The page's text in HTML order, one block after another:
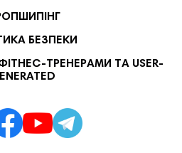
БЕЗПЕКИ
ТРЕНЕРАМИ ТА USER-